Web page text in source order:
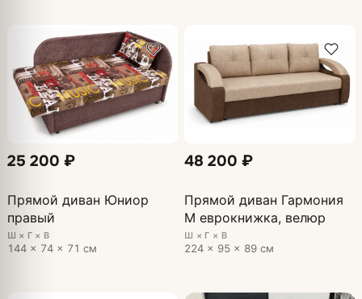
25 200 ₽
Прямой диван Юниор
правый
Ш × Г × В
144 × 74 × 71 см
48 200 ₽
Прямой диван Гармония
М еврокнижка, велюр
Ш × Г × В
224 × 95 × 89 см